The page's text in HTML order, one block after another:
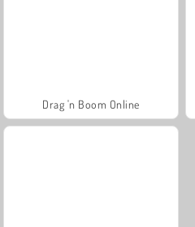
Drag 'n Boom Online